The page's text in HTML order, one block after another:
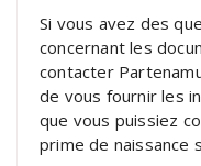
Si vous avez des
concernant les
contacter
de vous fournir les
que vous puissiez
prime de naissance